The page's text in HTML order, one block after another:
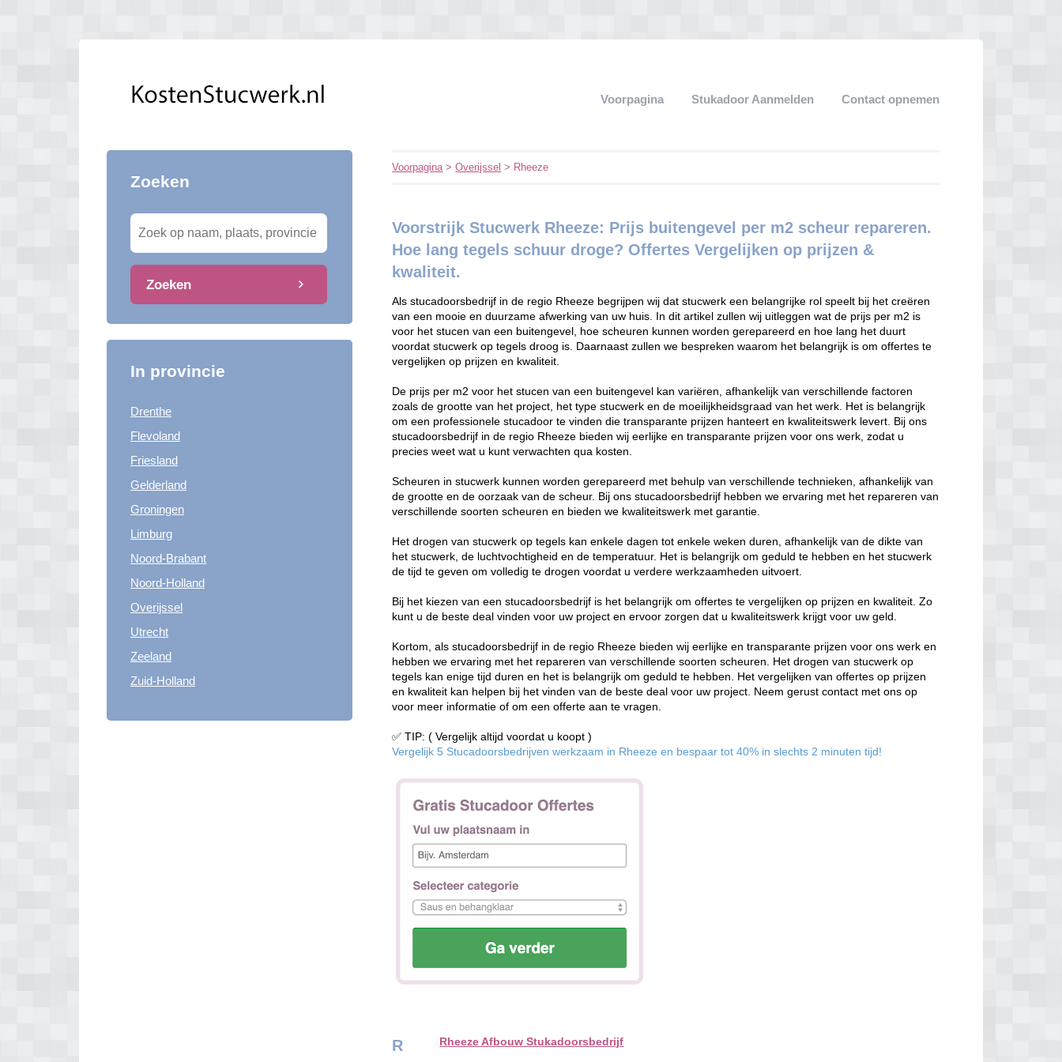
Voorpagina Stukadoor Aanmelden Contact opnemen
Zoeken
Zoeken
In provincie
Drenthe
Flevoland
Friesland
Gelderland
Groningen
Limburg
Noord-Brabant
Noord-Holland
Overijssel
Utrecht
Zeeland
Zuid-Holland
Voorpagina>Overijssel > Rheeze
Voorstrijk Stucwerk Rheeze: Prijs buitengevel per m2 scheur repareren.
Hoe lang tegels schuur droge? Offertes Vergelijken op prijzen &
kwaliteit.
Als stucadoorsbedrijf in de regio Rheeze begrijpen wij dat stucwerk een belangrijke rol speelt bij het creëren
van een mooie en duurzame afwerking van uw huis. In dit artikel zullen wij uitleggen wat de prijs per m2 is
voor het stucen van een buitengevel, hoe scheuren kunnen worden gerepareerd en hoe lang het duurt
voordat stucwerk op tegels droog is. Daarnaast zullen we bespreken waarom het belangrijk is om offertes te
vergelijken op prijzen en kwaliteit.
De prijs per m2 voor het stucen van een buitengevel kan variëren, afhankelijk van verschillende factoren
zoals de grootte van het project, het type stucwerk en de moeilijkheidsgraad van het werk. Het is belangrijk
om een professionele stucadoor te vinden die transparante prijzen hanteert en kwaliteitswerk levert. Bij ons
stucadoorsbedrijf in de regio Rheeze bieden wij eerlijke en transparante prijzen voor ons werk, zodat u
precies weet wat u kunt verwachten qua kosten.
Scheuren in stucwerk kunnen worden gerepareerd met behulp van verschillende technieken, afhankelijk van
de grootte en de oorzaak van de scheur. Bij ons stucadoorsbedrijf hebben we ervaring met het repareren van
verschillende soorten scheuren en bieden we kwaliteitswerk met garantie.
Het drogen van stucwerk op tegels kan enkele dagen tot enkele weken duren, afhankelijk van de dikte van
het stucwerk, de luchtvochtigheid en de temperatuur. Het is belangrijk om geduld te hebben en het stucwerk
de tijd te geven om volledig te drogen voordat u verdere werkzaamheden uitvoert.
Bij het kiezen van een stucadoorsbedrijf is het belangrijk om offertes te vergelijken op prijzen en kwaliteit. Zo
kunt u de beste deal vinden voor uw project en ervoor zorgen dat u kwaliteitswerk krijgt voor uw geld.
Kortom, als stucadoorsbedrijf in de regio Rheeze bieden wij eerlijke en transparante prijzen voor ons werk en
hebben we ervaring met het repareren van verschillende soorten scheuren. Het drogen van stucwerk op
tegels kan enige tijd duren en het is belangrijk om geduld te hebben. Het vergelijken van offertes op prijzen
en kwaliteit kan helpen bij het vinden van de beste deal voor uw project. Neem gerust contact met ons op
voor meer informatie of om een offerte aan te vragen.
✅ TIP: ( Vergelijk altijd voordat u koopt )
Vergelijk 5 Stucadoorsbedrijven werkzaam in Rheeze en bespaar tot 40% in slechts 2 minuten tijd!
R Rheeze Afbouw Stukadoorsbedrijf